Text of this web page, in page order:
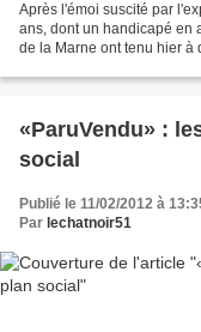
Après l'émoi suscité par
ans, dont un handicapé en
de la Marne ont tenu hier à
«ParuVendu» :
social
Publié le 11/02/2012 à
Par lechatnoir51